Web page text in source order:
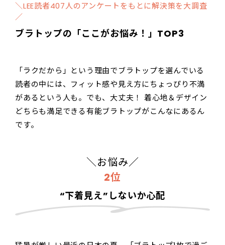
＼LEE読者407人のアンケートをもとに解決策を大調査
／
ブラトップの「ここがお悩み！」TOP3
「ラクだから」という理由でブラトップを選んでいる
読者の中には、フィット感や見え方にちょっぴり不満
があるという人も。でも、大丈夫！ 着心地＆デザイン
どちらも満足できる有能ブラトップがこんなにあるん
です。
＼お悩み／
2位
“下着見え”しないか心配